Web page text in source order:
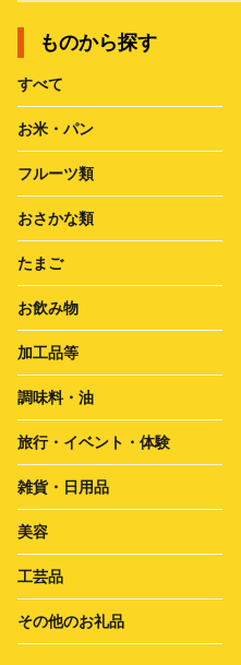
ものから探す
すべて
お米・パン
フルーツ類
おさかな類
たまご
お飲み物
加工品等
調味料・油
旅行・イベント・体験
雑貨・日用品
美容
工芸品
その他のお礼品